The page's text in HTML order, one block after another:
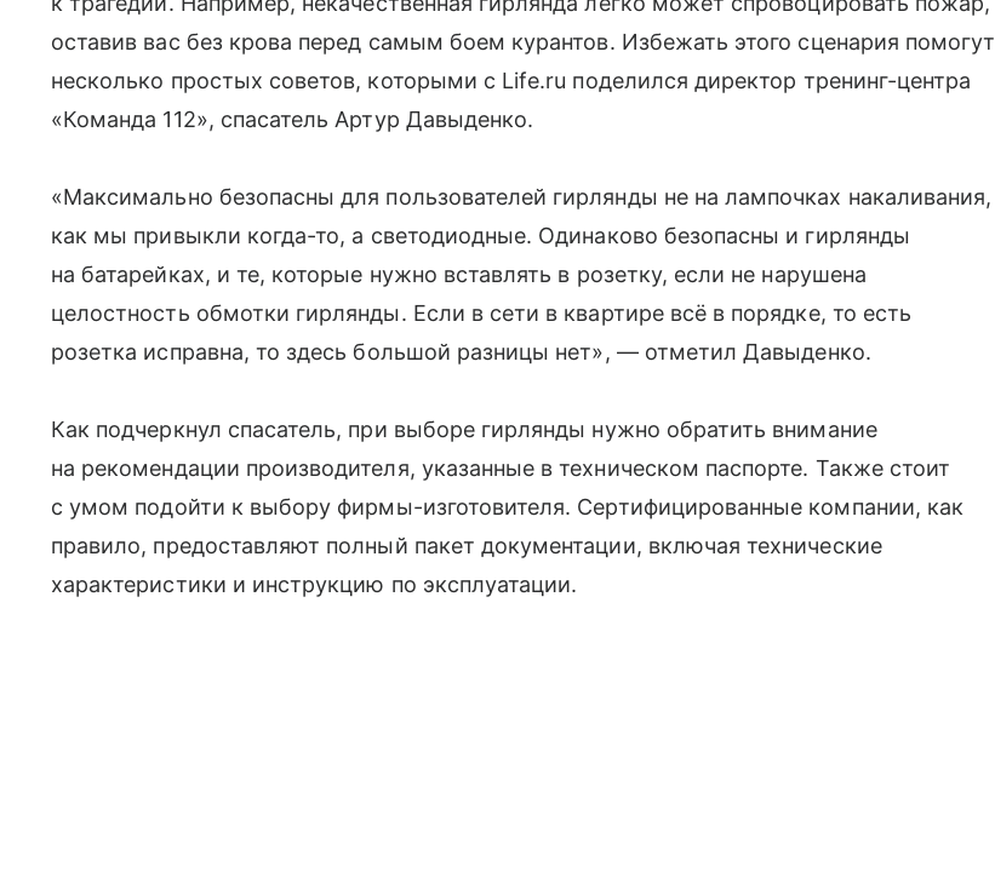
оставив вас без крова перед самым боем курантов. Избежать этого сценария помогут
несколько простых советов, которыми с Life.ru поделился директор тренинг-центра
«Команда 112», спасатель Артур Давыденко.
«Максимально безопасны для пользователей гирлянды не на лампочках накаливания,
как мы привыкли когда-то, а светодиодные. Одинаково безопасны и гирлянды
на батарейках, и те, которые нужно вставлять в розетку, если не нарушена
целостность обмотки гирлянды. Если в сети в квартире всё в порядке, то есть
розетка исправна, то здесь большой разницы нет», — отметил Давыденко.
Как подчеркнул спасатель, при выборе гирлянды нужно обратить внимание
на рекомендации производителя, указанные в техническом паспорте. Также стоит
с умом подойти к выбору фирмы-изготовителя. Сертифицированные компании, как
правило, предоставляют полный пакет документации, включая технические
характеристики и инструкцию по эксплуатации.